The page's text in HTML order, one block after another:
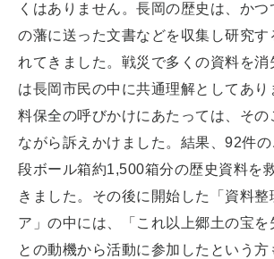
くはありません。長岡の歴史は、か
の藩に送った文書などを収集し研究す
れてきました。戦災で多くの資料を消
は長岡市民の中に共通理解としてあり
料保全の呼びかけにあたっては、その
ながら訴えかけました。結果、92件の
段ボール箱約1,500箱分の歴史資料を
きました。その後に開始した「資料整
ア」の中には、「これ以上郷土の宝を
との動機から活動に参加したという方